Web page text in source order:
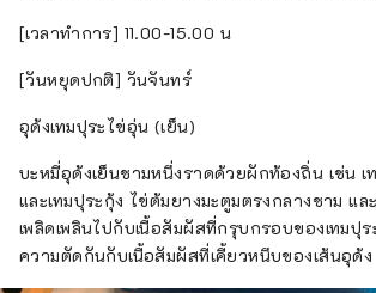
[เวลาทำการ] 11.00-15.00 น
[วันหยุดปกติ] วันจันทร์
อุด้งเทมปุระไข่อุ่น (เย็น)
บะหมี่อุด้งเย็นชามหนึ่งราดด้วยผักท้องถิ่น เช่น เ
และเทมปุระกุ้ง ไข่ต้มยางมะตูมตรงกลางชาม แล
เพลิดเพลินไปกับเนื้อสัมผัสที่กรุบกรอบของเทมปุ
ความตัดกันกับเนื้อสัมผัสที่เคี้ยวหนึบของเส้นอุด้ง